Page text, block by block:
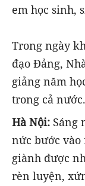
em học sinh,
Trong ngày
đạo Đảng,
giảng năm
trong cả nước.
Hà Nội: Sáng
nức bước
giành được
rèn luyện,